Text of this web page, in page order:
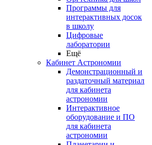
Программы для
интерактивных досок
в школу
Цифровые
лаборатории
Ещё
Кабинет Астрономии
Демонстрационный и
раздаточный материал
для кабинета
астрономии
Интерактивное
оборудование и ПО
для кабинета
астрономии